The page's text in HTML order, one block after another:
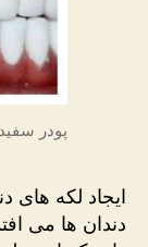
پودر
ایجاد لکه های